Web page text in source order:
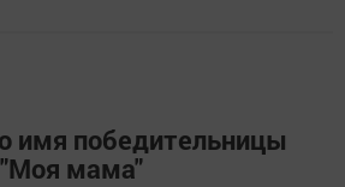
имя победительницы
"Моя мама"